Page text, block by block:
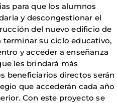
para que los alumnos
y descongestionar el
del nuevo edificio de
terminar su ciclo educativo,
y acceder a enseñanza
les brindará más
beneficiarios directos serán
que accederán cada año
Con este proyecto se